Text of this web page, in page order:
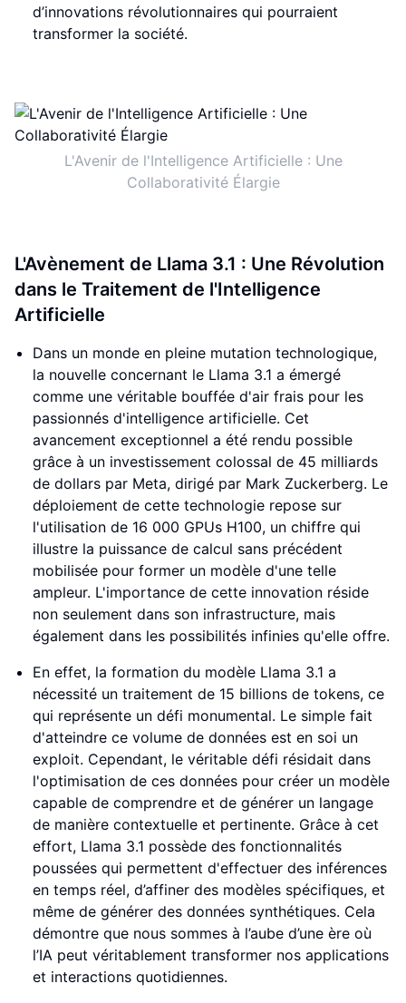
d’innovations révolutionnaires qui pourraient
transformer la société.
L'Avenir de l'Intelligence Artificielle : Une
Collaborativité Élargie
L'Avènement de Llama 3.1 : Une Révolution
dans le Traitement de l'Intelligence
Artificielle
Dans un monde en pleine mutation technologique,
la nouvelle concernant le Llama 3.1 a émergé
comme une véritable bouffée d'air frais pour les
passionnés d'intelligence artificielle. Cet
avancement exceptionnel a été rendu possible
grâce à un investissement colossal de 45 milliards
de dollars par Meta, dirigé par Mark Zuckerberg. Le
déploiement de cette technologie repose sur
l'utilisation de 16 000 GPUs H100, un chiffre qui
illustre la puissance de calcul sans précédent
mobilisée pour former un modèle d'une telle
ampleur. L'importance de cette innovation réside
non seulement dans son infrastructure, mais
également dans les possibilités infinies qu'elle offre.
En effet, la formation du modèle Llama 3.1 a
nécessité un traitement de 15 billions de tokens, ce
qui représente un défi monumental. Le simple fait
d'atteindre ce volume de données est en soi un
exploit. Cependant, le véritable défi résidait dans
l'optimisation de ces données pour créer un modèle
capable de comprendre et de générer un langage
de manière contextuelle et pertinente. Grâce à cet
effort, Llama 3.1 possède des fonctionnalités
poussées qui permettent d'effectuer des inférences
en temps réel, d’affiner des modèles spécifiques, et
même de générer des données synthétiques. Cela
démontre que nous sommes à l’aube d’une ère où
l’IA peut véritablement transformer nos applications
et interactions quotidiennes.